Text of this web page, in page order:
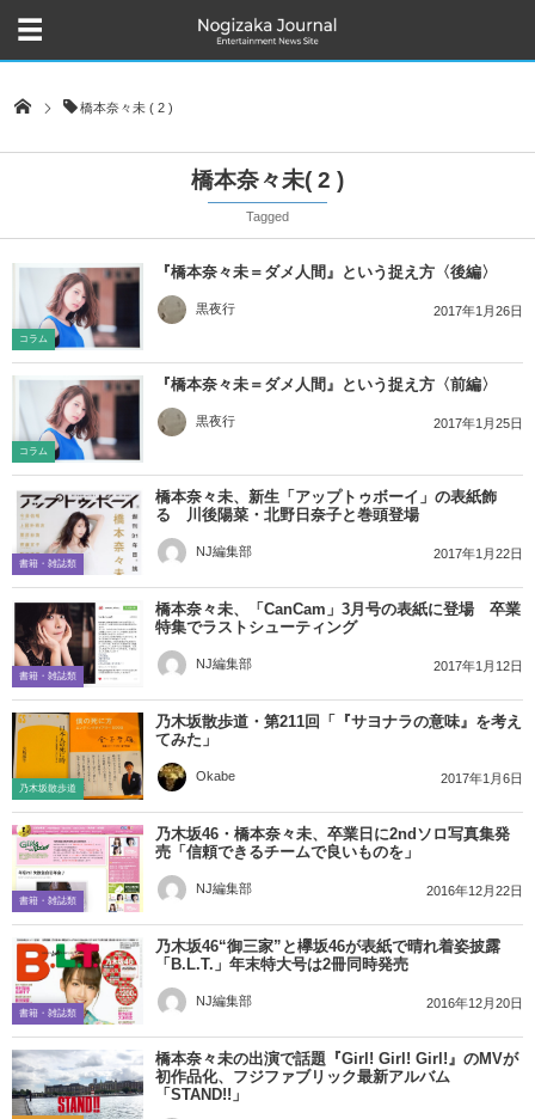
橋本奈々未 ( 2 )
橋本奈々未( 2 )
Tagged
コラム
『橋本奈々未＝ダメ人間』という捉え方〈後編〉
黒夜行 2017年1月26日
コラム
『橋本奈々未＝ダメ人間』という捉え方〈前編〉
黒夜行 2017年1月25日
書籍・雑誌類
橋本奈々未、新生「アップトゥボーイ」の表紙飾
る 川後陽菜・北野日奈子と巻頭登場
NJ編集部 2017年1月22日
書籍・雑誌類
橋本奈々未、「CanCam」3月号の表紙に登場 卒業
特集でラストシューティング
NJ編集部 2017年1月12日
乃木坂散歩道
乃木坂散歩道・第211回「『サヨナラの意味』を考え
てみた」
Okabe 2017年1月6日
書籍・雑誌類
乃木坂46・橋本奈々未、卒業日に2ndソロ写真集発
売「信頼できるチームで良いものを」
NJ編集部 2016年12月22日
書籍・雑誌類
乃木坂46“御三家”と欅坂46が表紙で晴れ着姿披露
「B.L.T.」年末特大号は2冊同時発売
NJ編集部 2016年12月20日
橋本奈々未の出演で話題『Girl! Girl! Girl!』のMVが
初作品化、フジファブリック最新アルバム
「STAND!!」